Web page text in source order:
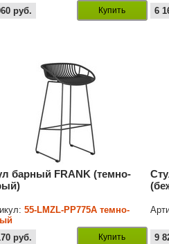
руб. Купить
6
барный FRANK (темно-
55-LMZL-PP775A темно-
руб. Купить 9